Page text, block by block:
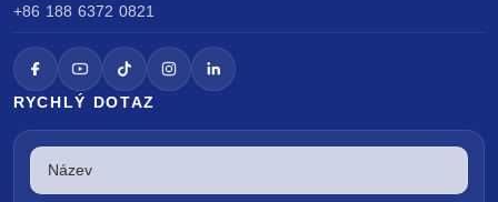
+86 188 6372 0821
RYCHLÝ DOTAZ